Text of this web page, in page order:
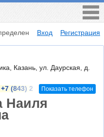
Вход Регистрация
Казань, ул. Даурская, д.
+7 (843) 2 Показать телефон
Наиля